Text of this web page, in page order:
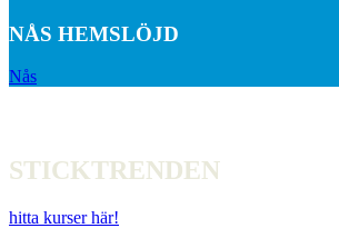
NÅS HEMSLÖJD
Nås
STICKTRENDEN
hitta kurser här!